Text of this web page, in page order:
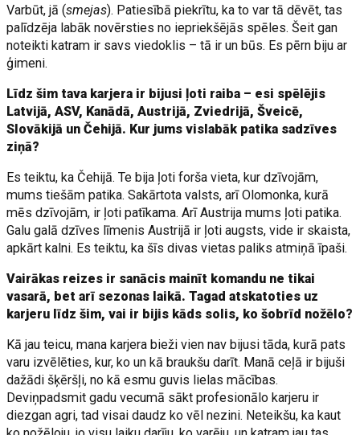
Varbūt, jā (smejas). Patiesībā piekrītu, ka to var tā dēvēt, tas
palīdzēja labāk novērsties no iepriekšējās spēles. Šeit gan
noteikti katram ir savs viedoklis – tā ir un būs. Es pērn biju ar
ģimeni.
Līdz šim tava karjera ir bijusi ļoti raiba – esi spēlējis
Latvijā, ASV, Kanādā, Austrijā, Zviedrijā, Šveicē,
Slovākijā un Čehijā. Kur jums vislabāk patika sadzīves
ziņā?
Es teiktu, ka Čehijā. Te bija ļoti forša vieta, kur dzīvojām,
mums tiešām patika. Sakārtota valsts, arī Olomonka, kurā
mēs dzīvojām, ir ļoti patīkama. Arī Austrija mums ļoti patika.
Galu galā dzīves līmenis Austrijā ir ļoti augsts, vide ir skaista,
apkārt kalni. Es teiktu, ka šīs divas vietas paliks atmiņā īpaši.
Vairākas reizes ir sanācis mainīt komandu ne tikai
vasarā, bet arī sezonas laikā. Tagad atskatoties uz
karjeru līdz šim, vai ir bijis kāds solis, ko šobrīd nožēlo?
Kā jau teicu, mana karjera bieži vien nav bijusi tāda, kurā pats
varu izvēlēties, kur, ko un kā braukšu darīt. Manā ceļā ir bijuši
dažādi šķēršļi, no kā esmu guvis lielas mācības.
Deviņpadsmit gadu vecumā sākt profesionālo karjeru ir
diezgan agri, tad visai daudz ko vēl nezini. Neteikšu, ka kaut